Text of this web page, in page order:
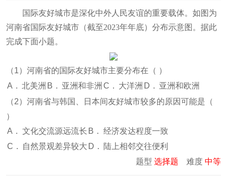
国际友好城市是深化中外人民友谊的重要载体。如图为
河南省国际友好城市（截至2023年年底）分布示意图 。据此
完成下面小题。
（1）河南省的国际友好城市主要分布在（ ）
A． 北美洲 B． 亚洲和非洲 C． 大洋洲 D． 亚洲和欧洲
（2）河南省与韩国、日本间友好城市较多的原因可能是（
）
A． 文化交流源远流长 B． 经济发达程度一致
C．
自然景观差异较大 D．
陆上相邻交往便利
题型 选择题 难度 中等